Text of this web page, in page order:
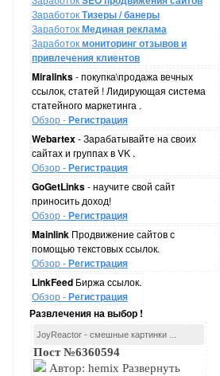
ЗаработокТизеры / банеры
ЗаработокМединая реклама
Заработокмониторинг отзывов и
привлечения клиентов
Miralinks- покупка\продажа вечных
ссылок, статей ! Лидирующая система
статейного маркетинга .
Обзор -Регистрация
Webartex- Зарабатывайте на своих
сайтах и группах в VK .
Обзор -Регистрация
GoGetLinks- научите свой сайт
приносить доход!
Обзор -Регистрация
Mainlink Продвижение сайтов с
помощью текстовых ссылок.
Обзор -Регистрация
LinkFeed Биржа ссылок.
Обзор -Регистрация
Развлечения на выбор !
JoyReactor - смешные картинки ...
Пост №6360594
Автор: hemix Развернуть